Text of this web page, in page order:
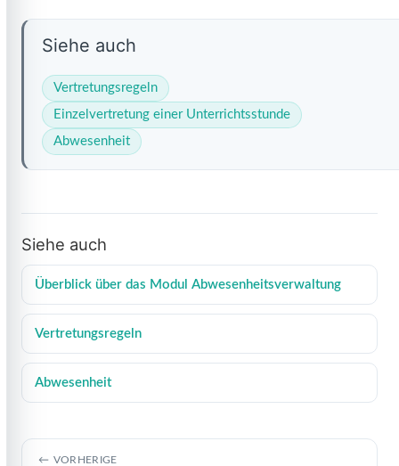
Siehe auch
Vertretungsregeln
Einzelvertretung einer Unterrichtsstunde
Abwesenheit
Siehe auch
Überblick über das Modul Abwesenheitsverwaltung
Vertretungsregeln
Abwesenheit
VORHERIGE